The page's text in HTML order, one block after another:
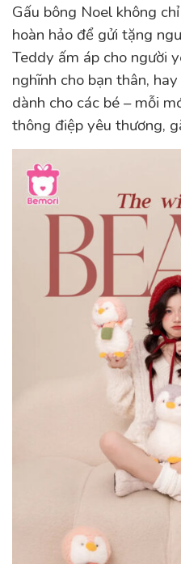
Gấu bông Noel không
hoàn hảo để gửi tặng
Teddy ấm áp cho người
nghĩnh cho bạn thân,
dành cho các bé – mỗi
thông điệp yêu thương,